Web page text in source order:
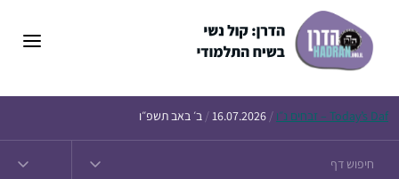
Today’s Daf – זבחים נ״ו /
16.07.2026
/ ב׳ באב תשפ״ו